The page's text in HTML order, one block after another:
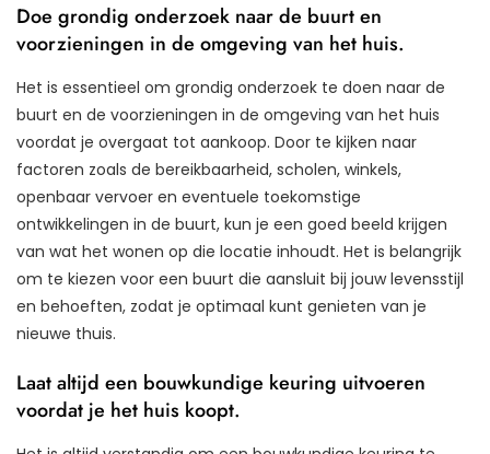
Doe grondig onderzoek naar de buurt en
voorzieningen in de omgeving van het huis.
Het is essentieel om grondig onderzoek te doen naar de
buurt en de voorzieningen in de omgeving van het huis
voordat je overgaat tot aankoop. Door te kijken naar
factoren zoals de bereikbaarheid, scholen, winkels,
openbaar vervoer en eventuele toekomstige
ontwikkelingen in de buurt, kun je een goed beeld krijgen
van wat het wonen op die locatie inhoudt. Het is belangrijk
om te kiezen voor een buurt die aansluit bij jouw levensstijl
en behoeften, zodat je optimaal kunt genieten van je
nieuwe thuis.
Laat altijd een bouwkundige keuring uitvoeren
voordat je het huis koopt.